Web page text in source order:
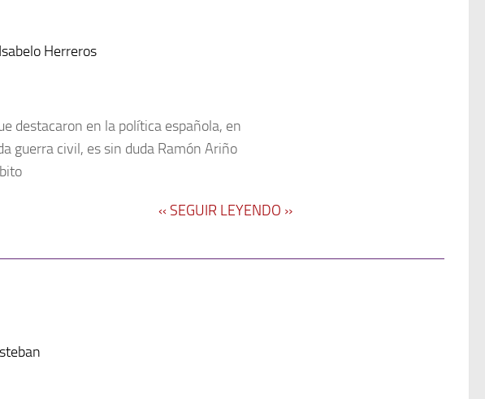
Herreros
destacaron en la política española, en
guerra civil, es sin duda Ramón Ariño
‹‹ SEGUIR LEYENDO ››